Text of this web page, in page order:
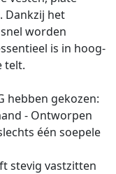
Dankzij het
worden
is in hoog-
telt.
hebben gekozen:
- Ontworpen
één soepele
stevig vastzitten